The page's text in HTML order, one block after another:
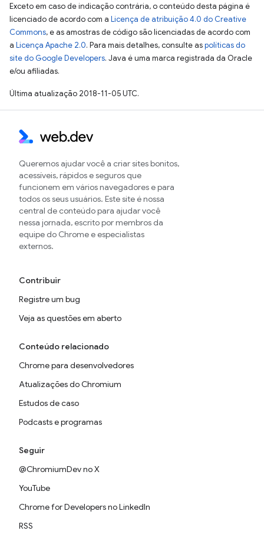
Exceto em caso de indicação contrária, o conteúdo desta página é
licenciado de acordo com a Licença de atribuição 4.0 do Creative
Commons, e as amostras de código são licenciadas de acordo com
a Licença Apache 2.0. Para mais detalhes, consulte aspolíticas do
site do Google Developers. Java é uma marca registrada da Oracle
e/ou afiliadas.
Última atualização 2018-11-05 UTC.
Queremos ajudar você a criar sites bonitos,
acessíveis, rápidos e seguros que
funcionem em vários navegadores e para
todos os seus usuários. Este site é nossa
central de conteúdo para ajudar você
nessa jornada, escrito por membros da
equipe do Chrome e especialistas
externos.
Contribuir
Registre um bug
Veja as questões em aberto
Conteúdo relacionado
Chrome para desenvolvedores
Atualizações do Chromium
Estudos de caso
Podcasts e programas
Seguir
@ChromiumDev no X
YouTube
Chrome for Developers no LinkedIn
RSS